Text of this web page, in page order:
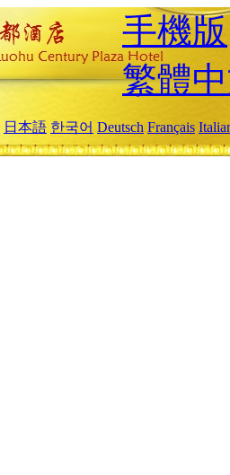
手機版
繁體
日本語 한국어 Deutsch Français